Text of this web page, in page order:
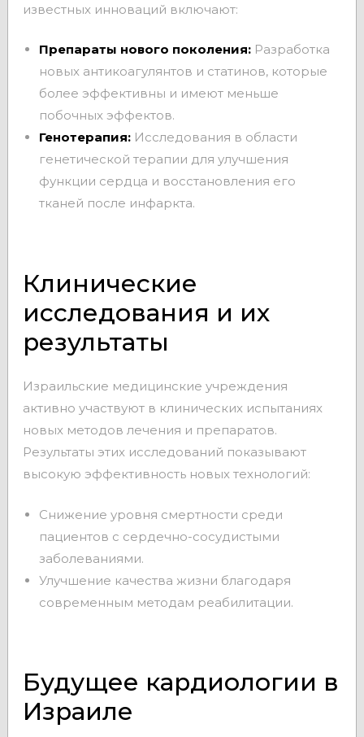
известных инноваций включают:
Препараты нового поколения:Разработка
новых антикоагулянтов и статинов, которые
более эффективны и имеют меньше
побочных эффектов.
Генотерапия:Исследования в области
генетической терапии для улучшения
функции сердца и восстановления его
тканей после инфаркта.
Клинические
исследования и их
результаты
Израильские медицинские учреждения
активно участвуют в клинических испытаниях
новых методов лечения и препаратов.
Результаты этих исследований показывают
высокую эффективность новых технологий:
Снижение уровня смертности среди
пациентов с сердечно-сосудистыми
заболеваниями.
Улучшение качества жизни благодаря
современным методам реабилитации.
Будущее кардиологии в
Израиле